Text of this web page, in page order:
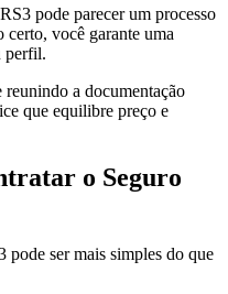
pode parecer um processo
você garante uma
perfil.
reunindo a documentação
que equilibre preço e
o Seguro
pode ser mais simples do que